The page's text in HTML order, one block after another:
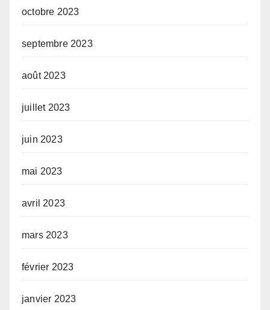
octobre 2023
septembre 2023
août 2023
juillet 2023
juin 2023
mai 2023
avril 2023
mars 2023
février 2023
janvier 2023